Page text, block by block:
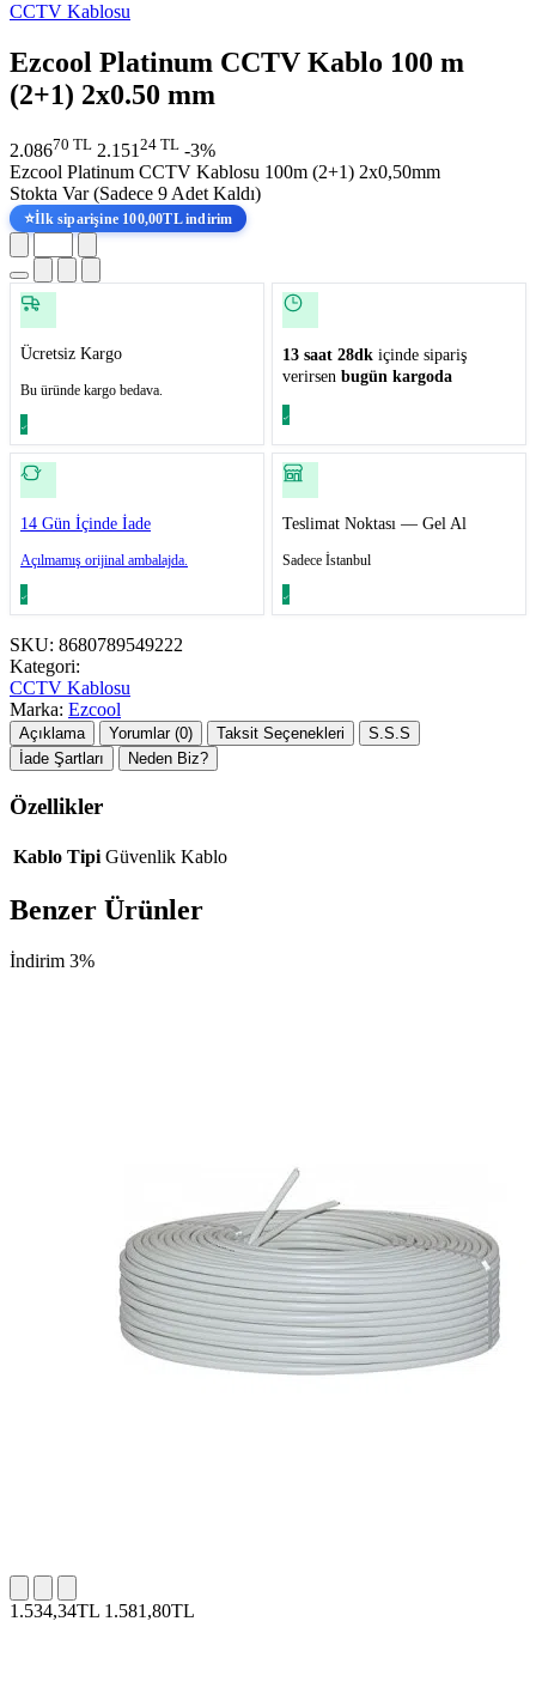
CCTV Kablosu
Ezcool Platinum CCTV Kablo 100 m
(2+1) 2x0.50 mm
2.08670 TL 2.151 24 TL -3%
Ezcool Platinum CCTV Kablosu 100m (2+1) 2x0,50mm
Stokta Var (Sadece 9 Adet Kaldı)
⭐İlk siparişine 100,00TL indirim
Ücretsiz Kargo
Bu üründe kargo bedava.
13 saat 28dk içinde sipariş
verirsen bugün kargoda
14 Gün İçinde İade
Açılmamış orijinal ambalajda.
Teslimat Noktası — Gel Al
Sadece İstanbul
SKU: 8680789549222
Kategori:
CCTV Kablosu
Marka: Ezcool
Açıklama Yorumlar (0) Taksit Seçenekleri
S.S.S
İade Şartları
Neden Biz?
Özellikler
Kablo Tipi Güvenlik Kablo
Benzer Ürünler
İndirim 3%
1.534,34TL 1.581,80TL